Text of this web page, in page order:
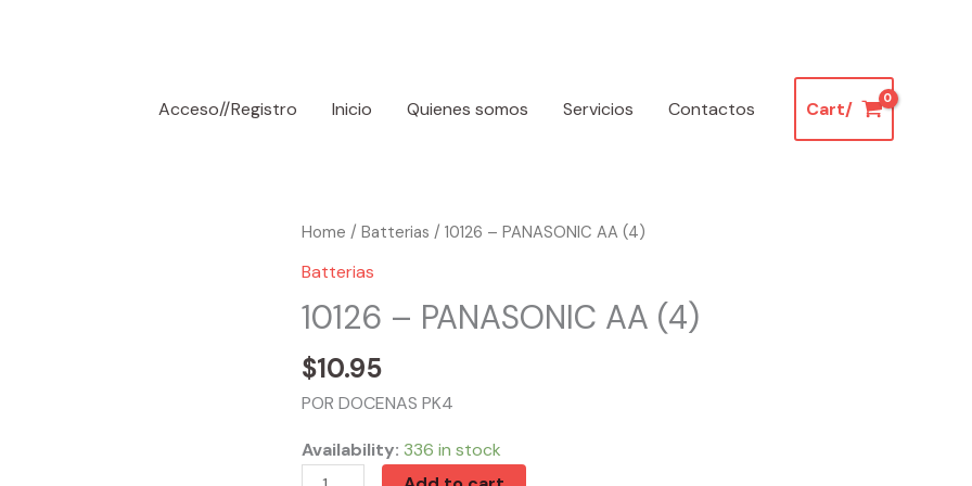
Acceso//Registro
Inicio Quienes somos Servicios Contactos Cart/
Home / Batterias / 10126 – PANASONIC AA (4)
Batterias
10126 – PANASONIC AA (4)
$10.95
POR DOCENAS PK4
Availability: 336 in stock
10126
-
AA
quantity